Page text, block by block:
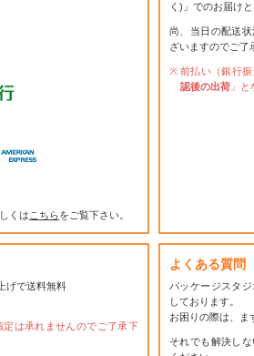
くは こちらをご覧下さい。
く)」でのお届けと
尚、当日の配送
ざいますのでご了
前払い（銀行
認後の出荷 」
げで送料無料
は承れませんのでご了承下
よくある質問
パッケージスタ
しております。
お困りの際は、ま
それでも解決しな